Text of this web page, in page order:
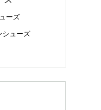
ーズ
シューズ